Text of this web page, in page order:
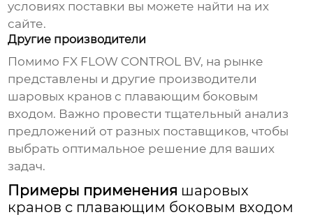
условиях поставки вы можете найти на их
сайте.
Другие производители
Помимо FX FLOW CONTROL BV, на рынке
представлены и другие производители
шаровых кранов с плавающим боковым
входом. Важно провести тщательный анализ
предложений от разных поставщиков, чтобы
выбрать оптимальное решение для ваших
задач.
Примеры применения шаровых
кранов с плавающим боковым входом